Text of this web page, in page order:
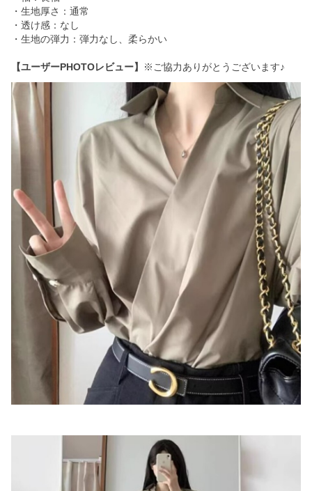
・生地厚さ：通常
・透け感：なし
・生地の弾力：弾力なし、柔らかい
【ユーザーPHOTOレビュー】